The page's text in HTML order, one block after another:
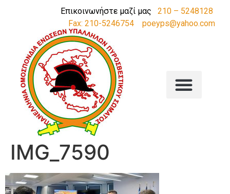
Επικοινωνήστε μαζί μας 210 – 5248128
Fax: 210-5246754
poeyps@yahoo.com
IMG_7590